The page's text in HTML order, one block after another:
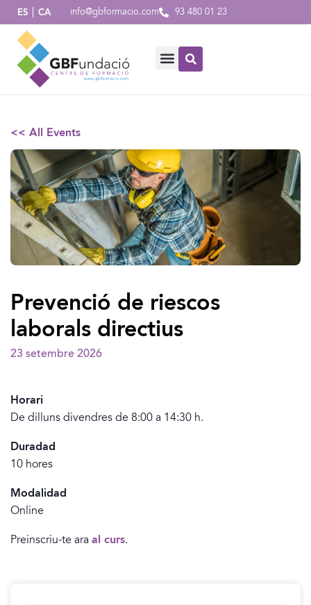
ES CA info@gbformacio.com 93 480 01 23
<< All Events
Prevenció de riescos
laborals directius
23 setembre 2026
Horari
De dilluns divendres de 8:00 a 14:30 h.
Duradad
10 hores
Modalidad
Online
Preinscriu-te ara al curs.